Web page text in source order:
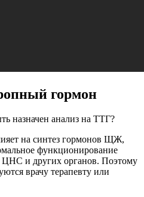
гормон
назначен анализ на ТТГ?
на синтез гормонов ЩЖ,
функционирование
и других органов. Поэтому
врачу терапевту или